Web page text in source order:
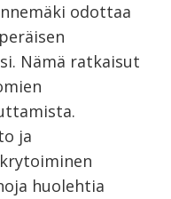
odottaa
Nämä ratkaisut
ja
huolehtia